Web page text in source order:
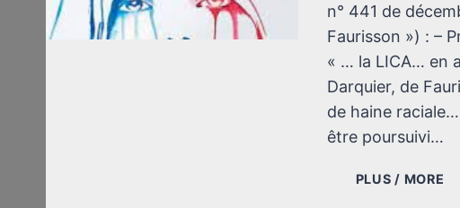
n° 441 de
Faurisson ») : –
« … la LICA… en
Darquier, de
de haine
être poursuivi…
PLUS / MORE